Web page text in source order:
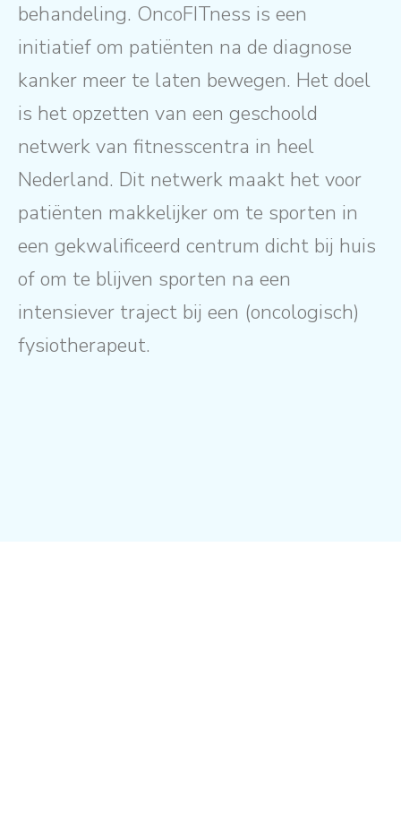
behandeling. OncoFITness is een
initiatief om patiënten na de diagnose
kanker meer te laten bewegen. Het doel
is het opzetten van een geschoold
netwerk van fitnesscentra in heel
Nederland. Dit netwerk maakt het voor
patiënten makkelijker om te sporten in
een gekwalificeerd centrum dicht bij huis
of om te blijven sporten na een
intensiever traject bij een (oncologisch)
fysiotherapeut.